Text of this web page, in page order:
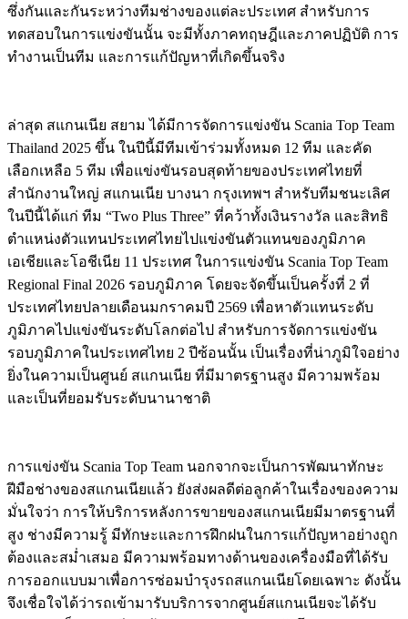
ซึ่งกันและกันระหว่างทีมช่างของแต่ละประเทศ สำหรับการ
ทดสอบในการแข่งขันนั้น จะมีทั้งภาคทฤษฎีและภาคปฏิบัติ การ
ทำงานเป็นทีม และการแก้ปัญหาที่เกิดขึ้นจริง
ล่าสุด สแกนเนีย สยาม ได้มีการจัดการแข่งขัน Scania Top Team
Thailand 2025 ขึ้น ในปีนี้มีทีมเข้าร่วมทั้งหมด 12 ทีม และคัด
เลือกเหลือ 5 ทีม เพื่อแข่งขันรอบสุดท้ายของประเทศไทยที่
สำนักงานใหญ่ สแกนเนีย บางนา กรุงเทพฯ สำหรับทีมชนะเลิศ
ในปีนี้ได้แก่ ทีม “Two Plus Three” ที่คว้าทั้งเงินรางวัล และสิทธิ
ตำแหน่งตัวแทนประเทศไทยไปแข่งขันตัวแทนของภูมิภาค
เอเชียและโอชีเนีย 11 ประเทศ ในการแข่งขัน Scania Top Team
Regional Final 2026 รอบภูมิภาค โดยจะจัดขึ้นเป็นครั้งที่ 2 ที่
ประเทศไทยปลายเดือนมกราคมปี 2569 เพื่อหาตัวแทนระดับ
ภูมิภาคไปแข่งขันระดับโลกต่อไป สำหรับการจัดการแข่งขัน
รอบภูมิภาคในประเทศไทย 2 ปีซ้อนนั้น เป็นเรื่องที่น่าภูมิใจอย่าง
ยิ่งในความเป็นศูนย์ สแกนเนีย ที่มีมาตรฐานสูง มีความพร้อม
และเป็นที่ยอมรับระดับนานาชาติ
การแข่งขัน Scania Top Team นอกจากจะเป็นการพัฒนาทักษะ
ฝีมือช่างของสแกนเนียแล้ว ยังส่งผลดีต่อลูกค้าในเรื่องของความ
มั่นใจว่า การให้บริการหลังการขายของสแกนเนียมีมาตรฐานที่
สูง ช่างมีความรู้ มีทักษะและการฝึกฝนในการแก้ปัญหาอย่างถูก
ต้องและสม่ำเสมอ มีความพร้อมทางด้านของเครื่องมือที่ได้รับ
การออกแบบมาเพื่อการซ่อมบำรุงรถสแกนเนียโดยเฉพาะ ดังนั้น
จึงเชื่อใจได้ว่ารถเข้ามารับบริการจากศูนย์สแกนเนียจะได้รับ